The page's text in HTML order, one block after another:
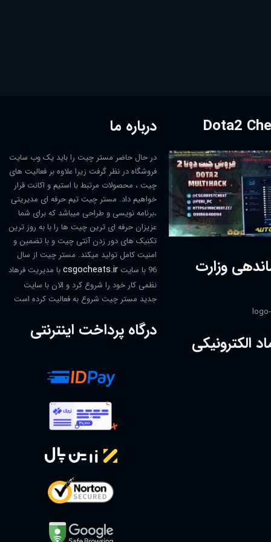
وزارت
الکترونیکی
درباره ما
در حال حاضر مستر چیت را باید یک وب سایت
فروشگاه در نظر گرفت زیرا علاوه بر فعالیت های
چیت ، محصولات مرتبط با استیم و اکانت قرار
خواهیم داد. مستر چیت تیم حرفه ای مدیریتی
،برنامه نویسی و طراحی میباشد که برای شما
عزیزان حرفه ای ترین چیت ها را با به روز ترین
تکنیک های دور زدن آنتی چیت و با تضمین و
امنیت کامل تولید میکند. مستر چیت از سال
96 با سایت
csgocheats.irبا مدیریت فرهاد
نظمی کار خود را شروع کرد و الان با سایت
جدید مستر چیت شروع به فعالیت کرده است
درگاه پرداخت اینترنتی